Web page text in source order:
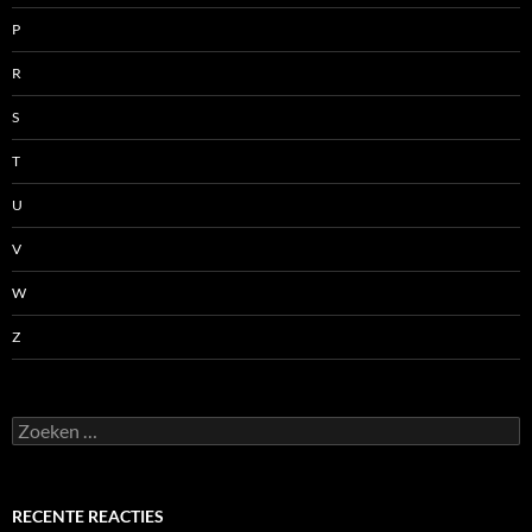
P
R
S
T
U
V
W
Z
Zoeken
naar:
RECENTE REACTIES